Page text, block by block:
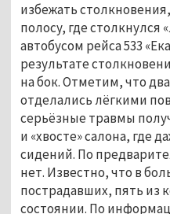
избежать
полосу, где столкнулся
автобусом рейса 533
результате
на бок. Отметим, что
отделались лёгкими
серьёзные травмы
и «хвосте» салона, где
сидений. По
нет. Известно, что в
пострадавших, пять из
состоянии. По